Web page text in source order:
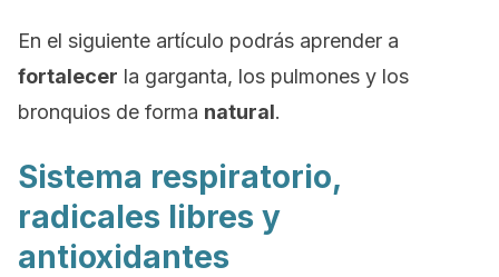
En el siguiente artículo podrás aprender a
fortalecer la garganta, los pulmones y los
bronquios de forma natural.
Sistema respiratorio,
radicales libres y
antioxidantes